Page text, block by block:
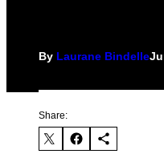
By Laurane Bindelle
Share: